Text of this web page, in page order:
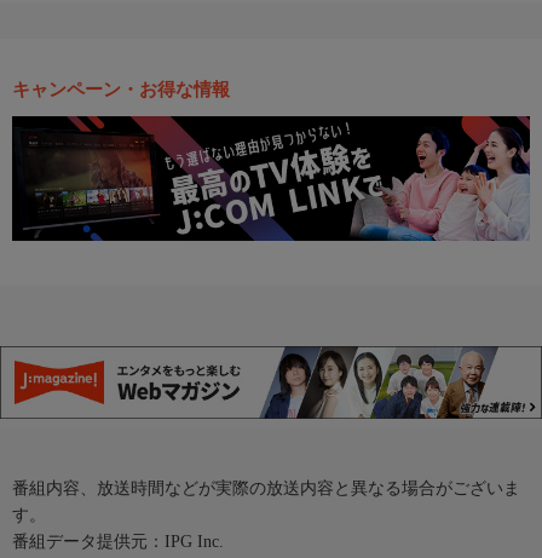
キャンペーン・お得な情報
番組内容、放送時間などが実際の放送内容と異なる場合がございま
す。
番組データ提供元：IPG Inc.